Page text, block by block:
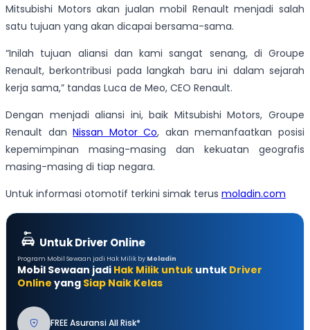
Mitsubishi Motors akan jualan mobil Renault menjadi salah
satu tujuan yang akan dicapai bersama-sama.
“Inilah tujuan aliansi dan kami sangat senang, di Groupe
Renault, berkontribusi pada langkah baru ini dalam sejarah
kerja sama,” tandas Luca de Meo, CEO Renault.
Dengan menjadi aliansi ini, baik Mitsubishi Motors, Groupe
Renault danNissan Motor Co, akan memanfaatkan posisi
kepemimpinan masing-masing dan kekuatan geografis
masing-masing di tiap negara.
Untuk informasi otomotif terkini simak terus moladin.com
Untuk Driver Online
Program Mobil Sewaan jadi Hak Milik by Moladin
Mobil Sewaan jadi Hak Milik untuk untuk Driver
Online yang Siap Naik Kelas
FREE Asuransi All Risk*